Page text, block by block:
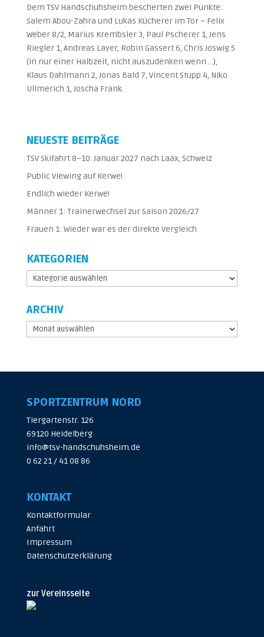
Dem TSV Handschuhsheim bescherten zwei Punkte:
Salem Abou-Zahra und Lukas Kücherer im Tor – Felix
Weber 8/2, Marius Krembsler 3, Paul Pscherer 1, Jens
Riegler 1, Andreas Layer, Robin Gassert 6, Chris Joswig 5
(in nur einer Halbzeit, nicht auszudenken wenn …),
Klaus Dahlmann 2, Jonas Bald 7, Vincent Stupp 4, Niko
Ullmerich 1, Joscha Frank.
NEUESTE BEITRÄGE
TSV Skifahrt 8–10. Januar 2027 nach Laax, Schweiz
Public Viewing auf Kerwe!
Endlich wieder Kerwe!
Männer 1: Trainerwechsel zur Saison 2026/27
Frauen 1: Wieder war es der direkte Vergleich
KATEGORIEN
Kategorien
ARCHIV
Archiv
SPORTZENTRUM NORD
Tiergartenstr. 126
69120 Heidelberg
info@tsv-handschuhsheim.de
0 62 21 / 41 08 86
KONTAKT
Kontaktformular
Anfahrt
Impressum
Datenschutzerklärung
zur Vereinsseite